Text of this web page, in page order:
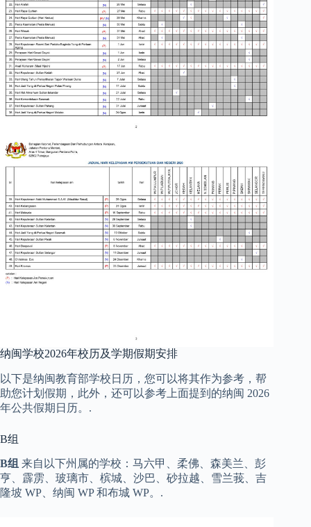
纳闽学校2026年校历及学期假期安排
以下是纳闽教育部学校日历，您可以将其作为参考，帮
助您计划假期，此外，还可以参考上面提到的纳闽 2026
年公共假期日历。.
B组
B组 来自以下州属的学校：马六甲、柔佛、森美兰、彭
亨、霹雳、玻璃市、槟城、沙巴、砂拉越、雪兰莪、吉
隆坡 WP、纳闽 WP 和布城 WP。.